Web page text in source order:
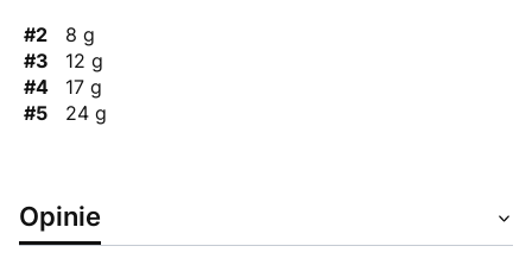
#2
8 g
#3
12 g
#4
17 g
#5
24 g
Opinie